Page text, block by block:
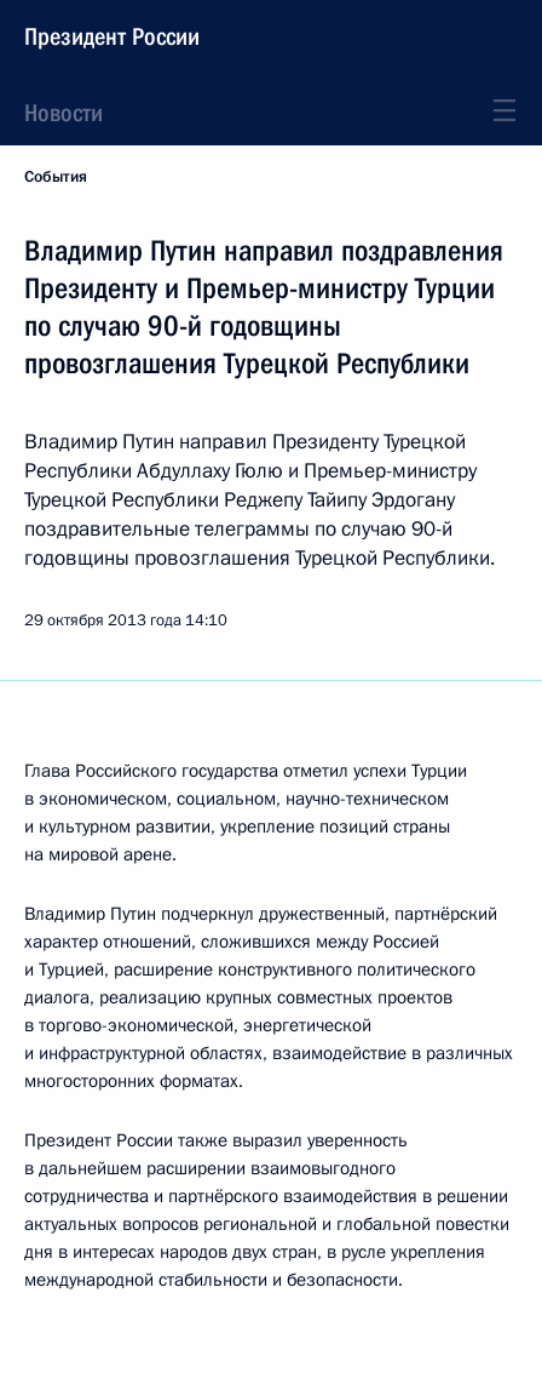
Президент России
Новости
События
Владимир Путин направил поздравления
Президенту и Премьер-министру Турции
по случаю 90-й годовщины
провозглашения Турецкой Республики
Владимир Путин направил Президенту Турецкой
Республики Абдуллаху Гюлю и Премьер-министру
Турецкой Республики Реджепу Тайипу Эрдогану
поздравительные телеграммы по случаю 90-й
годовщины провозглашения Турецкой Республики.
29 октября 2013 года 14:10
Глава Российского государства отметил успехи Турции
в экономическом, социальном, научно-техническом
и культурном развитии, укрепление позиций страны
на мировой арене.
Владимир Путин подчеркнул дружественный, партнёрский
характер отношений, сложившихся между Россией
и Турцией, расширение конструктивного политического
диалога, реализацию крупных совместных проектов
в торгово-экономической, энергетической
и инфраструктурной областях, взаимодействие в различных
многосторонних форматах.
Президент России также выразил уверенность
в дальнейшем расширении взаимовыгодного
сотрудничества и партнёрского взаимодействия в решении
актуальных вопросов региональной и глобальной повестки
дня в интересах народов двух стран, в русле укрепления
международной стабильности и безопасности.